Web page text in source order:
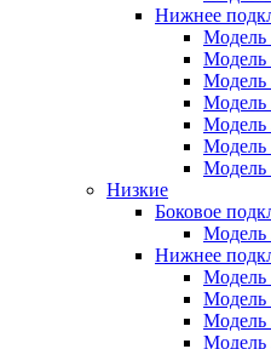
Нижнее
Модель
Модель
Модель
Модель
Модель
Модель
Модель
Низкие
Боковое
Модель
Нижнее
Модель
Модель
Модель
Модель